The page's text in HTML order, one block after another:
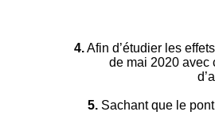
4.Afin d’étudier les
de mai 2020 avec
5. Sachant que le